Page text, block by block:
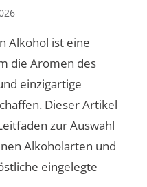
Alkohol ist eine
die Aromen des
einzigartige
Dieser Artikel
zur Auswahl
Alkoholarten und
eingelegte